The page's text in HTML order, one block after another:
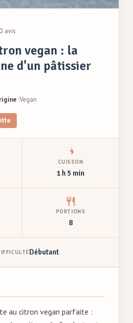
avis
vegan : la
d'un pâtissier
:Vegan
CUISSON
1 h 5 min
PORTIONS
8
Débutant
au citron vegan parfaite :